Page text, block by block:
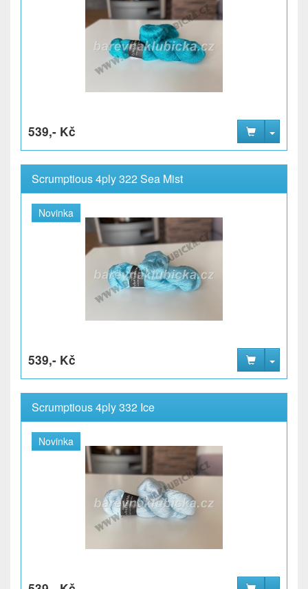
539,- Kč
Scrumptious 4ply 322 Sea Mist
Novinka
539,- Kč
Scrumptious 4ply 332 Ice
Novinka